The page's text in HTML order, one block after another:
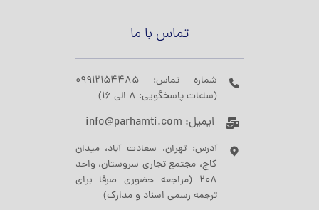
تماس با ما
شماره تماس: 09912154485
(ساعات پاسخگویی: 8 الی 16)
ایمیل: info@parhamti.com
آدرس: تهران، سعادت آباد، میدان
کاج، مجتمع تجاری سروستان، واحد
208 (مراجعه حضوری صرفا برای
ترجمه رسمی اسناد و مدارک)